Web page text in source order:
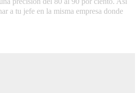
a tu jefe en la misma empresa donde